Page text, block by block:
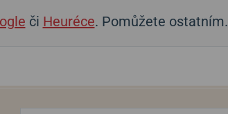
či Heuréce. Pomůžete ostatním.